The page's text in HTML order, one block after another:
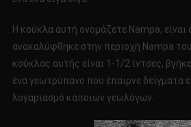
Η κούκλα αυτή ονομάζετε Nampa, είναι
ανακαλύφθηκε στην περιοχή Nampa
κούκλας αυτής είναι 1-1/2 ίντσες,
ένα γεωτρύπανο που έπαιρνε δείγματα
λογαριασμό κάποιων γεωλόγων.